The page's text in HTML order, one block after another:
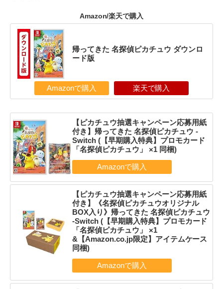
Amazon/楽天で購入
帰ってきた 名探偵ピカチュウ ダウンロ
ード版
Amazonで購入 楽天で購入
【ピカチュウ抽選キャンペーン応募用紙
付き】帰ってきた 名探偵ピカチュウ -
Switch (【早期購入特典】プロモカード
「名探偵ピカチュウ」 ×1 同梱)
【ピカチュウ抽選キャンペーン応募用紙
付き】《名探偵ピカチュウオリジナル
BOX入り》帰ってきた 名探偵ピカチュウ
-Switch (【早期購入特典】プロモカード
「名探偵ピカチュウ」 ×1
&【Amazon.co.jp限定】アイテムケース
同梱)